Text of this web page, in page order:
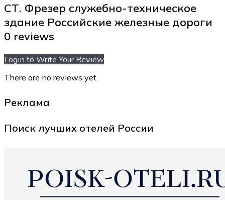
СТ. Фрезер служебно-техническое
здание Российские железные дороги
0 reviews
Login to Write Your Review
There are no reviews yet.
Реклама
Поиск лучших отелей России